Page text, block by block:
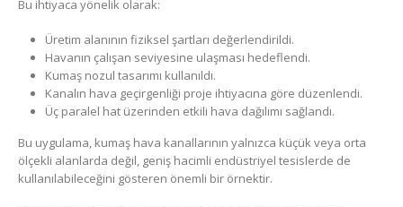
Bu ihtiyaca yönelik olarak:
Üretim alanının fiziksel şartları değerlendirildi.
Havanın çalışan seviyesine ulaşması hedeflendi.
Kumaş nozul tasarımı kullanıldı.
Kanalın hava geçirgenliği proje ihtiyacına göre düzenlendi.
Üç paralel hat üzerinden etkili hava dağılımı sağlandı.
Bu uygulama, kumaş hava kanallarının yalnızca küçük veya orta
ölçekli alanlarda değil, geniş hacimli endüstriyel tesislerde de
kullanılabileceğini gösteren önemli bir örnektir.